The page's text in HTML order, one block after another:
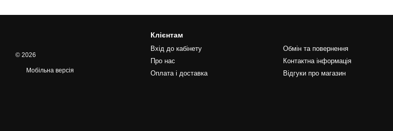
© 2026
Мобільна версія
Клієнтам
Вхід до кабінету
Про нас
Оплата і доставка
Обмін та повернення
Контактна інформація
Відгуки про магазин